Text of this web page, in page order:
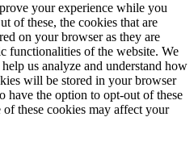
your experience while you
of these, the cookies that are
on your browser as they are
functionalities of the website. We
us analyze and understand how
will be stored in your browser
have the option to opt-out of these
these cookies may affect your